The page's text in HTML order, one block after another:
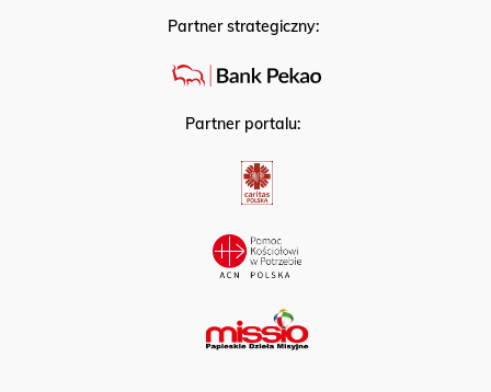
Partner strategiczny:
Partner portalu: